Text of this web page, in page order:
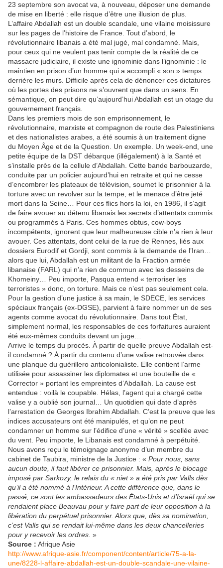
23 septembre son avocat va, à nouveau, déposer une demande
de mise en liberté : elle risque d’être une illusion de plus.
L’affaire Abdallah est un double scandale, une vilaine moisissure
sur les pages de l’histoire de France. Tout d’abord, le
révolutionnaire libanais a été mal jugé, mal condamné. Mais,
pour ceux qui ne veulent pas tenir compte de la réalité de ce
massacre judiciaire, il existe une ignominie dans l’ignominie : le
maintien en prison d’un homme qui a accompli « son » temps
derrière les murs. Difficile après cela de dénoncer ces dictatures
où les portes des prisons ne s’ouvrent que dans un sens. En
sémantique, on peut dire qu’aujourd’hui Abdallah est un otage du
gouvernement français.
Dans les premiers mois de son emprisonnement, le
révolutionnaire, marxiste et compagnon de route des Palestiniens
et des nationalistes arabes, a été soumis à un traitement digne
du Moyen Âge et de la Question. Un exemple. Un week-end, une
petite équipe de la DST débarque (illégalement) à la Santé et
s’installe près de la cellule d’Abdallah. Cette bande barbouzarde,
conduite par un policier aujourd’hui en retraite et qui ne cesse
d’encombrer les plateaux de télévision, soumet le prisonnier à la
torture avec un revolver sur la tempe, et le menace d’être jeté
mort dans la Seine… Pour ces flics hors la loi, en 1986, il s’agit
de faire avouer au détenu libanais les secrets d’attentats commis
ou programmés à Paris. Ces hommes obtus, cow-boys
incompétents, ignorent que leur malheureuse cible n’a rien à leur
avouer. Ces attentats, dont celui de la rue de Rennes, liés aux
dossiers Eurodif et Gordji, sont commis à la demande de l’Iran…
alors que lui, Abdallah est un militant de la Fraction armée
libanaise (FARL) qui n’a rien de commun avec les desseins de
Khomeiny… Peu importe, Pasqua entend « terroriser les
terroristes » donc, on torture. Mais ce n’est pas seulement cela.
Pour la gestion d’une justice à sa main, le SDECE, les services
spéciaux français (ex-DGSE), parvient à faire nommer un de ses
agents comme avocat du révolutionnaire. Dans tout État,
simplement normal, les responsables de ces forfaitures auraient
été eux-mêmes conduits devant un juge…
Arrive le temps du procès. À partir de quelle preuve Abdallah est-
il condamné ? À partir du contenu d’une valise retrouvée dans
une planque du guérillero anticolonialiste. Elle contient l’arme
utilisée pour assassiner les diplomates et une bouteille de «
Corrector » portant les empreintes d’Abdallah. La cause est
entendue : voilà le coupable. Hélas, l’agent qui a chargé cette
valise y a oublié son journal… Un quotidien qui date d’après
l’arrestation de Georges Ibrahim Abdallah. C’est la preuve que les
indices accusateurs ont été manipulés, et qu’on ne peut
condamner un homme sur l’édifice d’une « vérité » scellée avec
du vent. Peu importe, le Libanais est condamné à perpétuité.
Nous avons reçu le témoignage anonyme d’un membre du
cabinet de Taubira, ministre de la Justice : « Pour nous, sans
aucun doute, il faut libérer ce prisonnier. Mais, après le blocage
imposé par Sarkozy, le relais du « niet » a été pris par Valls dès
qu’il a été nommé à l’Intérieur. A cette différence que, dans le
passé, ce sont les ambassadeurs des États-Unis et d’Israël qui se
rendaient place Beauvau pour y faire part de leur opposition à la
libération du perpétuel prisonnier. Alors que, dès sa nomination,
c’est Valls qui se rendait lui-même dans les deux chancelleries
pour y recevoir les ordres. »
Source : Afrique Asie
http://www.afrique-asie.fr/component/content/article/75-a-la-
une/8228-l-affaire-abdallah-est-un-double-scandale-une-vilaine-